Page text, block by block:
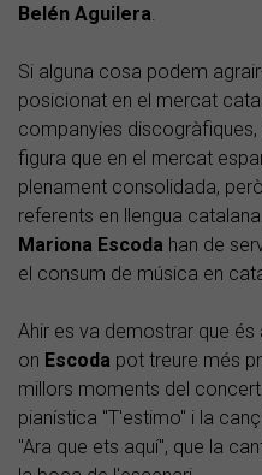
Belén Aguilera.
Si alguna cosa podem
posicionat en el mercat
companyies
figura que en el mercat
plenament consolidada,
referents en llengua
Mariona Escoda han de
el consum de música en
Ahir es va demostrar que
on Escoda pot treure més
millors moments del
pianística "T'estimo" i la
"Ara que ets aquí", que la